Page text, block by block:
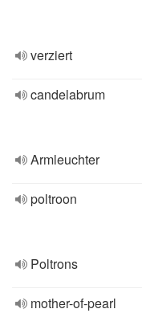
verziert
candelabrum
Armleuchter
poltroon
Poltrons
mother-of-pearl